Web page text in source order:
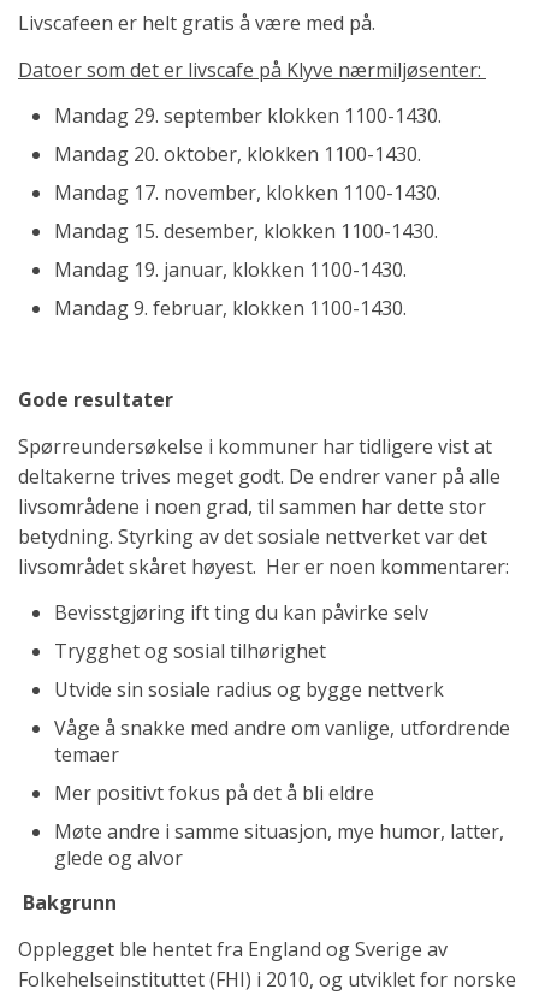
Livscafeen er helt gratis å være med på.
Datoer som det er livscafe på Klyve nærmiljøsenter:
Mandag 29. september klokken 1100-1430.
Mandag 20. oktober, klokken 1100-1430.
Mandag 17. november, klokken 1100-1430.
Mandag 15. desember, klokken 1100-1430.
Mandag 19. januar, klokken 1100-1430.
Mandag 9. februar, klokken 1100-1430.
Gode resultater
Spørreundersøkelse i kommuner har tidligere vist at
deltakerne trives meget godt. De endrer vaner på alle
livsområdene i noen grad, til sammen har dette stor
betydning. Styrking av det sosiale nettverket var det
livsområdet skåret høyest. Her er noen kommentarer:
Bevisstgjøring ift ting du kan påvirke selv
Trygghet og sosial tilhørighet
Utvide sin sosiale radius og bygge nettverk
Våge å snakke med andre om vanlige, utfordrende
temaer
Mer positivt fokus på det å bli eldre
Møte andre i samme situasjon, mye humor, latter,
glede og alvor
Bakgrunn
Opplegget ble hentet fra England og Sverige av
Folkehelseinstituttet (FHI) i 2010, og utviklet for norske